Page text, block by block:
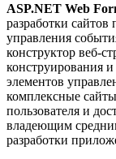
ASP.NET Web
разработки сайтов
управления
конструктор веб-
конструирования
элементов
комплексные
пользователя и
владеющим
разработки